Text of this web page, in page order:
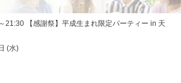
21:30 【感謝祭】平成生まれ限定パーティー in 天
(水)